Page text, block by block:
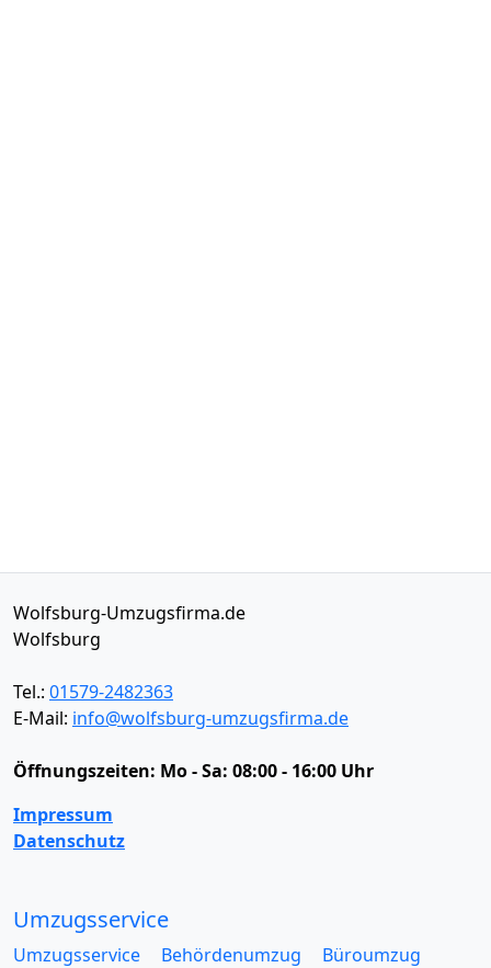
Wolfsburg-Umzugsfirma.de
Wolfsburg
Tel.: 01579-2482363
E-Mail: info@wolfsburg-umzugsfirma.de
Öffnungszeiten: Mo - Sa: 08:00 - 16:00 Uhr
Impressum
Datenschutz
Umzugsservice
Umzugsservice Behördenumzug
Büroumzug